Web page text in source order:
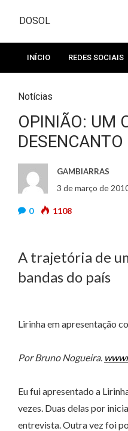
DOSOL
INÍCIO REDES SOCIAIS
Notícias
OPINIÃO: UM
DESENCANTO
GAMBIARRAS
3 de março de
0 1108
A trajetória de
bandas do país
Lirinha em apresentação
Por Bruno Nogueira.
Eu fui apresentado a
vezes. Duas delas por
entrevista. Outra vez foi